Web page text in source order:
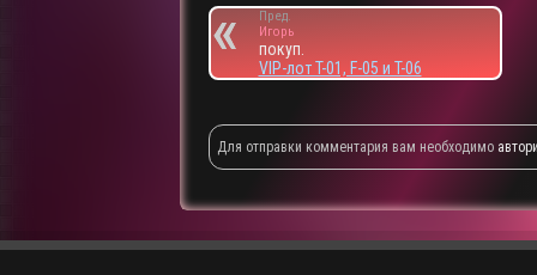
Пред.
Игорь
покуп.
VIP-лот T-01, F-05 и T-06
Для отправки комментария вам необходимо